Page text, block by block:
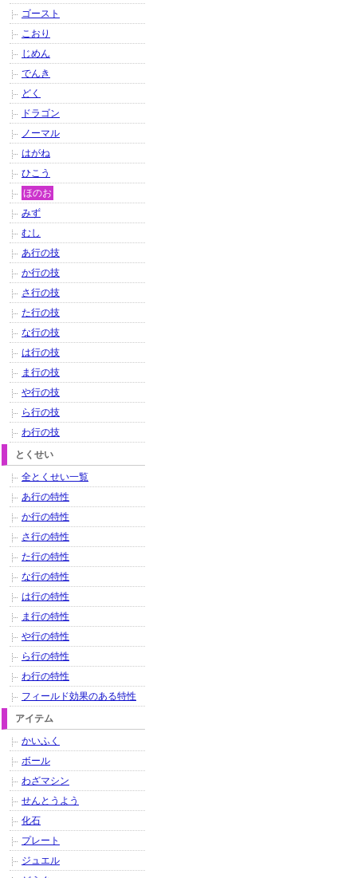
ゴースト
こおり
じめん
でんき
どく
ドラゴン
ノーマル
はがね
ひこう
ほのお
みず
むし
あ行の技
か行の技
さ行の技
た行の技
な行の技
は行の技
ま行の技
や行の技
ら行の技
わ行の技
とくせい
全とくせい一覧
あ行の特性
か行の特性
さ行の特性
た行の特性
な行の特性
は行の特性
ま行の特性
や行の特性
ら行の特性
わ行の特性
フィールド効果のある特性
アイテム
かいふく
ボール
わざマシン
せんとうよう
化石
プレート
ジュエル